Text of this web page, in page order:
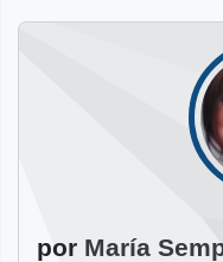
por María